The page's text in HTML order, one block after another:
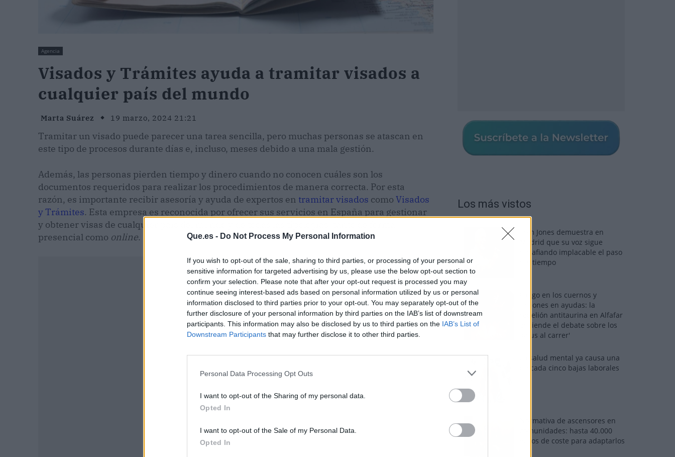
Que.es - Do Not Process My Personal Information
If you wish to opt-out of the sale, sharing to third parties, or processing of your personal or
sensitive information for targeted advertising by us, please use the below opt-out section to
confirm your selection. Please note that after your opt-out request is processed you may
continue seeing interest-based ads based on personal information utilized by us or personal
information disclosed to third parties prior to your opt-out. You may separately opt-out of the
further disclosure of your personal information by third parties on the IAB’s list of downstream
participants. This information may also be disclosed by us to third parties on the IAB’s List of
Downstream Participants that may further disclose it to other third parties.
Personal Data Processing Opt Outs
I want to opt-out of the Sharing of my personal data.
Opted In
I want to opt-out of the Sale of my Personal Data.
Opted In
Agencia
Visados y Trámites ayuda a tramitar visados a
cualquier país del mundo
Marta Suárez 19 marzo, 2024 21:21
Tramitar un visado puede parecer una tarea sencilla, pero muchas personas se atascan en
este tipo de procesos durante días e, incluso, meses debido a una mala gestión.
Además, las personas pierden tiempo y dinero cuando no conocen cuáles son los
documentos requeridos para realizar los procedimientos de manera correcta. Por esta
razón, es importante recibir asesoría y ayuda de expertos en tramitar visados como Visados
y Trámites. Esta empresa es reconocida por ofrecer sus servicios en España para gestionar
y obtener visas de cualquier país del mundo y de todas las tipologías, tanto de forma
presencial como online.
Publicidad
Los más vistos
Tom Jones demuestra en
Madrid que su voz sigue
desafiando implacable el paso
del tiempo
Fuego en los cuernos y
millones en ayudas: la
rebelión antitaurina en Alfafar
enciende el debate sobre los
'bous al carrer'
La salud mental ya causa una
de cada cinco bajas laborales
Normativa de ascensores en
comunidades: hasta 40.000
euros de coste para adaptarlos